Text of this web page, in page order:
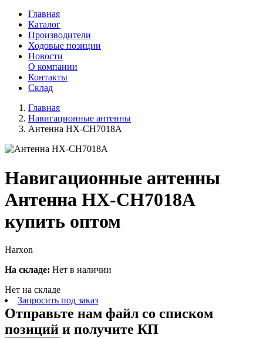
Главная
Каталог
Производители
Ходовые позиции
Новости
О компании
Контакты
Склад
Главная
Навигационные антенны
Антенна HX-CH7018A
Навигационные антенны
Антенна HX-CH7018A
купить оптом
Harxon
На складе: Нет в наличии
Нет на складе
Запросить под заказ
Отправьте нам файл со списком
позиций и получите КП